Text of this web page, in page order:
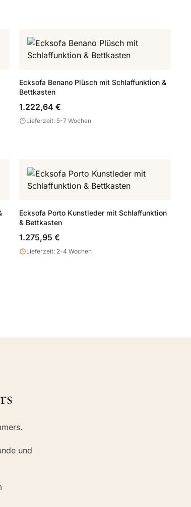
Ecksofa Benano Plüsch mit Schlaffunktion &
Bettkasten
1.222,64 €
Lieferzeit: 5-7 Wochen
Ecksofa Porto Kunstleder mit Schlaffunktion
& Bettkasten
1.275,95 €
Lieferzeit: 2-4 Wochen
und